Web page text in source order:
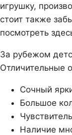
игрушку,
стоит также
посмотреть
За рубежом
Отличительные
Сочный
Большое
Наличие